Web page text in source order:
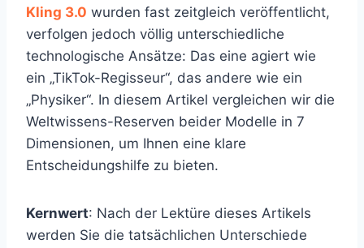
Kling 3.0 wurden fast zeitgleich veröffentlicht,
verfolgen jedoch völlig unterschiedliche
technologische Ansätze: Das eine agiert wie
ein „TikTok-Regisseur“, das andere wie ein
„Physiker“. In diesem Artikel vergleichen wir die
Weltwissens-Reserven beider Modelle in 7
Dimensionen, um Ihnen eine klare
Entscheidungshilfe zu bieten.
Kernwert: Nach der Lektüre dieses Artikels
werden Sie die tatsächlichen Unterschiede